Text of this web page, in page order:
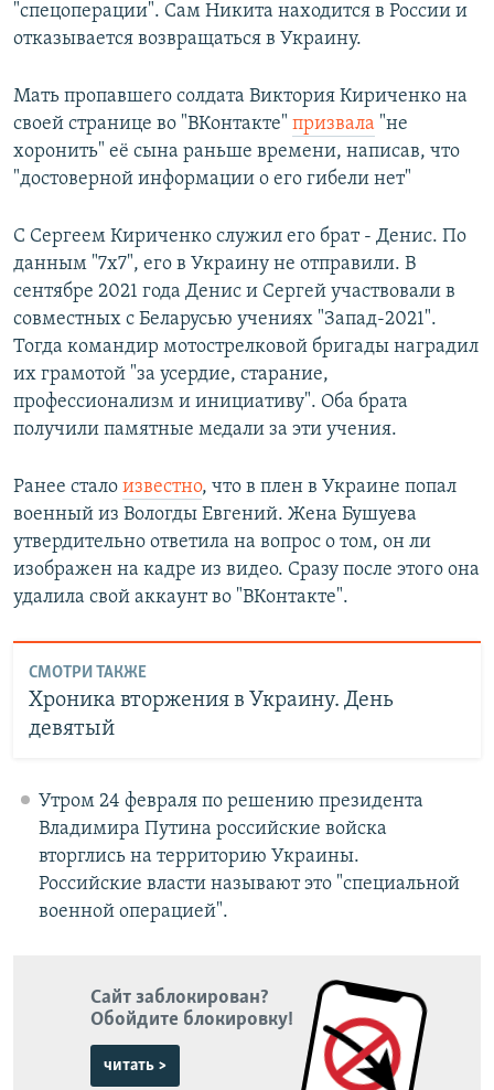
"спецоперации". Сам Никита находится в России и
отказывается возвращаться в Украину.
Мать пропавшего солдата Виктория Кириченко на
своей странице во "ВКонтакте" призвала "не
хоронить" её сына раньше времени, написав, что
"достоверной информации о его гибели нет"
С Сергеем Кириченко служил его брат - Денис. По
данным "7х7", его в Украину не отправили. В
сентябре 2021 года Денис и Сергей участвовали в
совместных с Беларусью учениях "Запад-2021".
Тогда командир мотострелковой бригады наградил
их грамотой "за усердие, старание,
профессионализм и инициативу". Оба брата
получили памятные медали за эти учения.
Ранее стало известно, что в плен в Украине попал
военный из Вологды Евгений. Жена Бушуева
утвердительно ответила на вопрос о том, он ли
изображен на кадре из видео. Сразу после этого она
удалила свой аккаунт во "ВКонтакте".
СМОТРИ ТАКЖЕ
Хроника вторжения в Украину. День
девятый
Утром 24 февраля по решению президента
Владимира Путина российские войска
вторглись на территорию Украины.
Российские власти называют это "специальной
военной операцией".
Сайт заблокирован?
Обойдите блокировку!
читать >